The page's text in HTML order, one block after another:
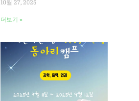
10월 27, 2025
더보기 »